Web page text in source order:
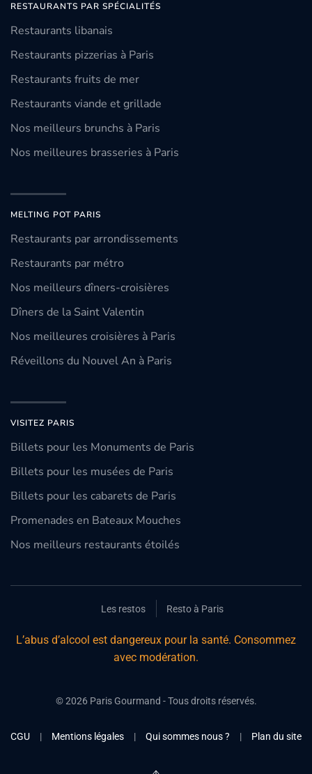
RESTAURANTS PAR SPÉCIALITÉS
Restaurants libanais
Restaurants pizzerias à Paris
Restaurants fruits de mer
Restaurants viande et grillade
Nos meilleurs brunchs à Paris
Nos meilleures brasseries à Paris
MELTING POT PARIS
Restaurants par arrondissements
Restaurants par métro
Nos meilleurs dîners-croisières
Dîners de la Saint Valentin
Nos meilleures croisières à Paris
Réveillons du Nouvel An à Paris
VISITEZ PARIS
Billets pour les Monuments de Paris
Billets pour les musées de Paris
Billets pour les cabarets de Paris
Promenades en Bateaux Mouches
Nos meilleurs restaurants étoilés
Les restos Resto à Paris
L’abus d’alcool est dangereux pour la santé. Consommez
avec modération.
©2026Paris Gourmand - Tous droits réservés.
CGU | Mentions légales | Qui sommes nous ? | Plan du site